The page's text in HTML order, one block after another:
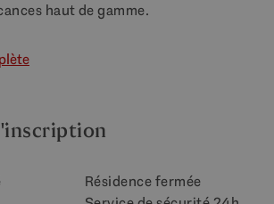
haut de gamme.
Résidence fermée